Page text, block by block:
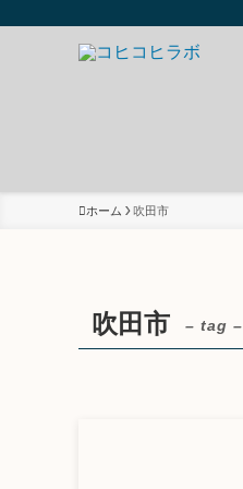
ホーム 吹田市
吹田市 – tag –